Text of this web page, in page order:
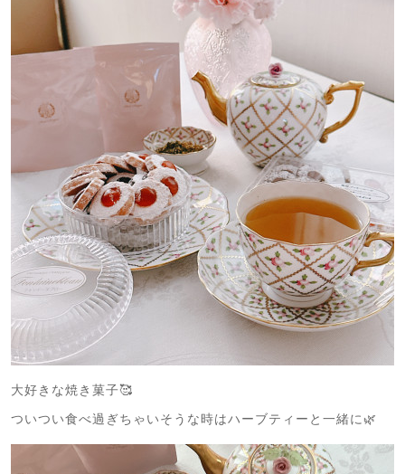
大好きな焼き菓子🥰
ついつい食べ過ぎちゃいそうな時はハーブティーと一緒に🌿